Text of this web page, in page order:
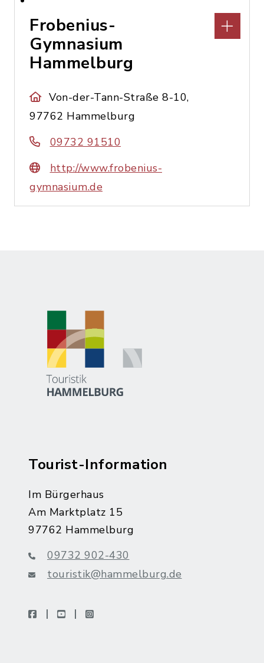
Frobenius-
Gymnasium
Hammelburg
Von-der-Tann-Straße 8-10,
97762 Hammelburg
09732 91510
http://www.frobenius-
gymnasium.de
Tourist-Information
Im Bürgerhaus
Am Marktplatz 15
97762 Hammelburg
09732 902-430
touristik@hammelburg.de
facebookyoutubeinstagram